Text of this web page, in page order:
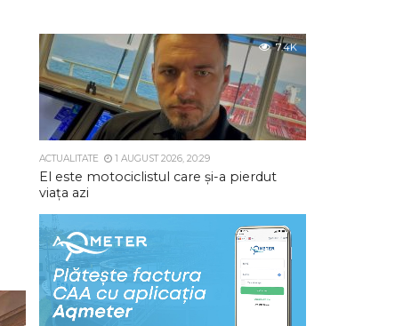
7.4K
ACTUALITATE 1 AUGUST 2026, 20:29
El este motociclistul care și-a pierdut
viața azi